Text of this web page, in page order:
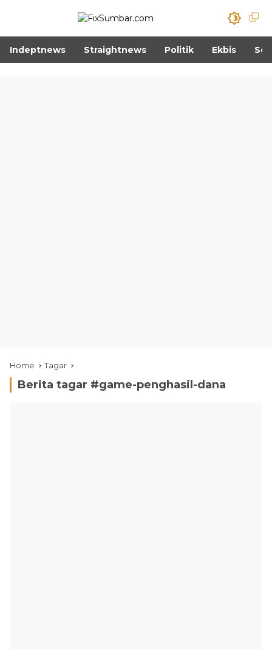
Indeptnews Straightnews Politik Ekbis
Home Tagar
Berita tagar #game-penghasil-dana